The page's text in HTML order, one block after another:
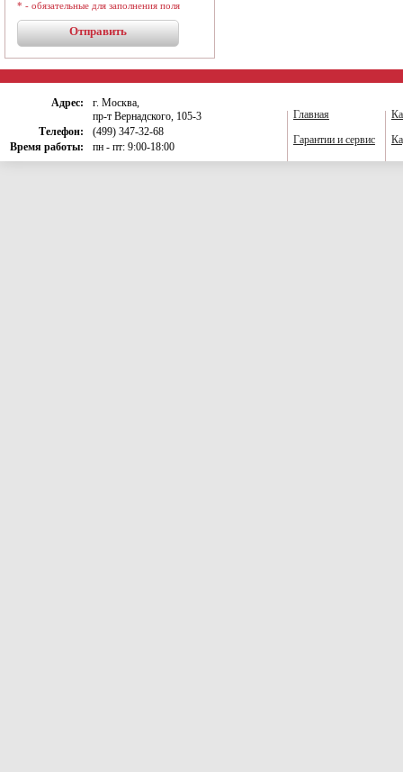
* - обязательные для заполнения поля
Адрес:
г. Москва,
пр-т Вернадского, 105-3
Телефон:
(499) 347-32-68
Время работы:
пн - пт: 9:00-18:00
Главная
Гарантии и сервис